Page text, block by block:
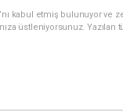
kabul etmiş bulunuyor ve
üstleniyorsunuz.